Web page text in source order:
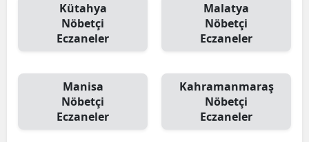
Kütahya
Nöbetçi
Eczaneler
Malatya
Nöbetçi
Eczaneler
Manisa
Nöbetçi
Eczaneler
Kahramanmaraş
Nöbetçi
Eczaneler